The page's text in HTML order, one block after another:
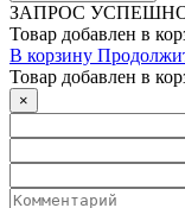
ЗАПРОС
Товар добавлен в
В корзину
Товар добавлен в
×